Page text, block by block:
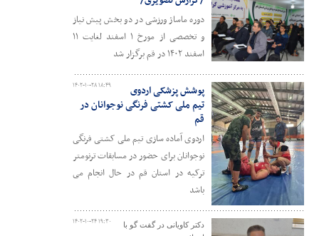
دوره ماساژ ورزشی در دو بخش پیش نیاز
و تخصصی از مورخ ۱ اسفند لغایت ۱۱
اسفند ۱۴۰۲ در قم برگزار شد
۱۴۰۲-۱۰-۲۸ ۱۸:۴۹
پوشش پزشکی اردوی
تیم ملی کشتی فرنگی نوجوانان در
قم
اردوی آماده سازی تیم ملی کشتی فرنگی
نوجوانان برای حضور در مسابقات ترنومتر
ترکیه در استان قم در حال انجام می
باشد
۱۴۰۲-۱۰-۲۴ ۱۹:۳۰
دکتر کاویانی در گفت گو با